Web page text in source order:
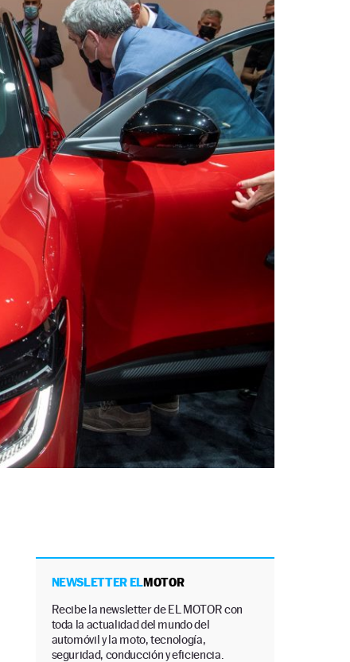
NEWSLETTER ELMOTOR
Recibe la newsletter de EL MOTOR con
toda la actualidad del mundo del
automóvil y la moto, tecnología,
seguridad, conducción y eficiencia.